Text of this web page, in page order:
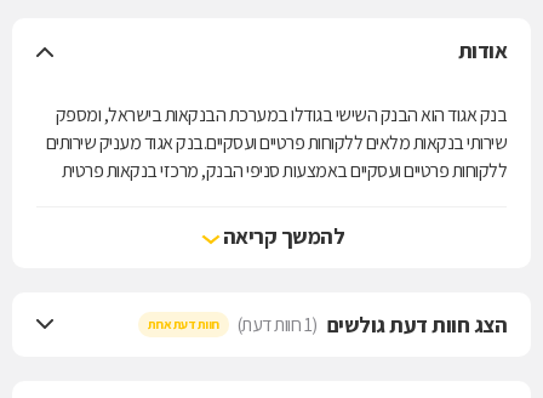
אודות
בנק אגוד הוא הבנק השישי בגודלו במערכת הבנקאות בישראל, ומספק
שירותי בנקאות מלאים ללקוחות פרטיים ועסקיים.בנק אגוד מעניק שירותים
ללקוחות פרטיים ועסקיים באמצעות סניפי הבנק, מרכזי בנקאות פרטית
האינטרנט והמוקד הטלפוני של הבנק, אגוד ישיר. לבנק אגוד חברות בנות
בתחום הליסינג, השקעות ריאליות, חיתום וחברה לנאמנות.
להמשך קריאה
הצג חוות דעת גולשים (1 חוות דעת) חוות דעת אחת